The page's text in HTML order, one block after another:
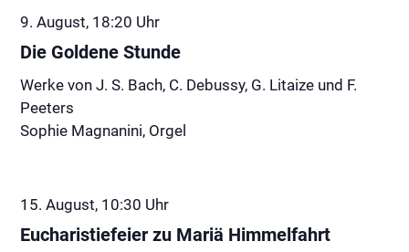
Die Goldene Stunde
9. August, 18:20 Uhr
Werke von J. S. Bach, C. Debussy, G. Litaize und F.
Peeters
Sophie Magnanini, Orgel
Eucharistiefeier zu Mariä Himmelfahrt
15. August, 10:30 Uhr